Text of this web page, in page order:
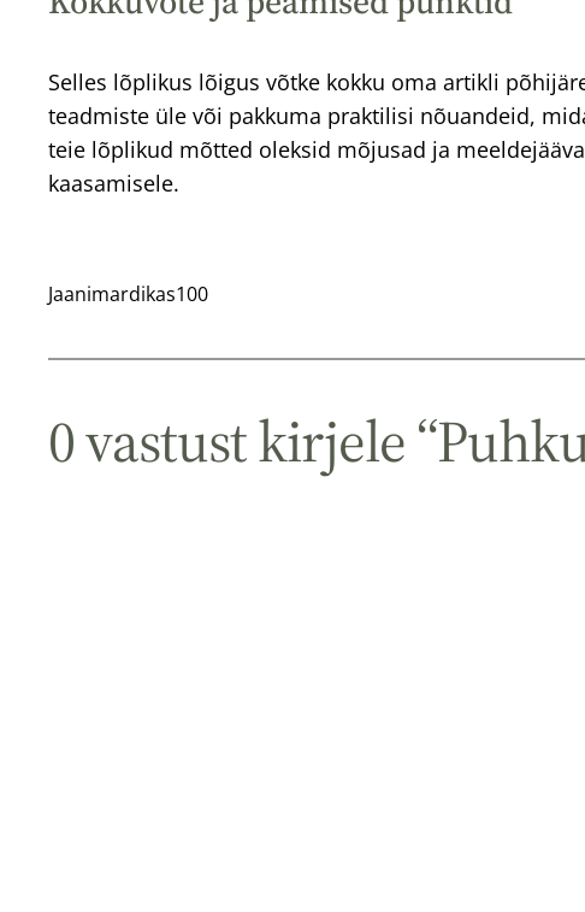
Selles lõplikus lõigus võtke kokku oma artikli
teadmiste üle või pakkuma praktilisi nõuandeid,
teie lõplikud mõtted oleksid mõjusad ja
kaasamisele.
Jaanimardikas100
0 vastust kirjele